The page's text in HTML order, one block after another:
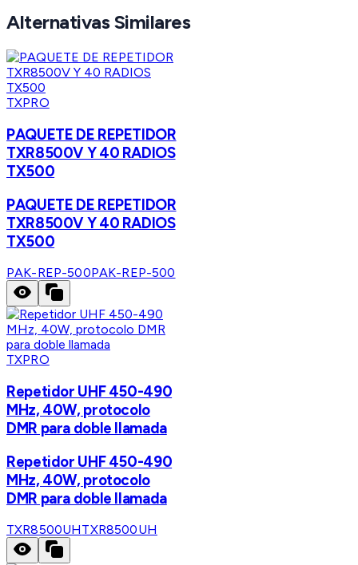
Alternativas Similares
TXPRO
PAQUETE DE REPETIDOR
TXR8500V Y 40 RADIOS
TX500
PAQUETE DE REPETIDOR
TXR8500V Y 40 RADIOS
TX500
PAK-REP-500PAK-REP-500
TXPRO
Repetidor UHF 450-490
MHz, 40W, protocolo
DMR para doble llamada
Repetidor UHF 450-490
MHz, 40W, protocolo
DMR para doble llamada
TXR8500UHTXR8500UH